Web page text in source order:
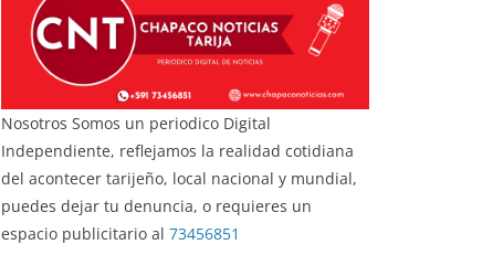
Nosotros Somos un periodico Digital
Independiente, reflejamos la realidad cotidiana
del acontecer tarijeño, local nacional y mundial,
puedes dejar tu denuncia, o requieres un
espacio publicitario al 73456851